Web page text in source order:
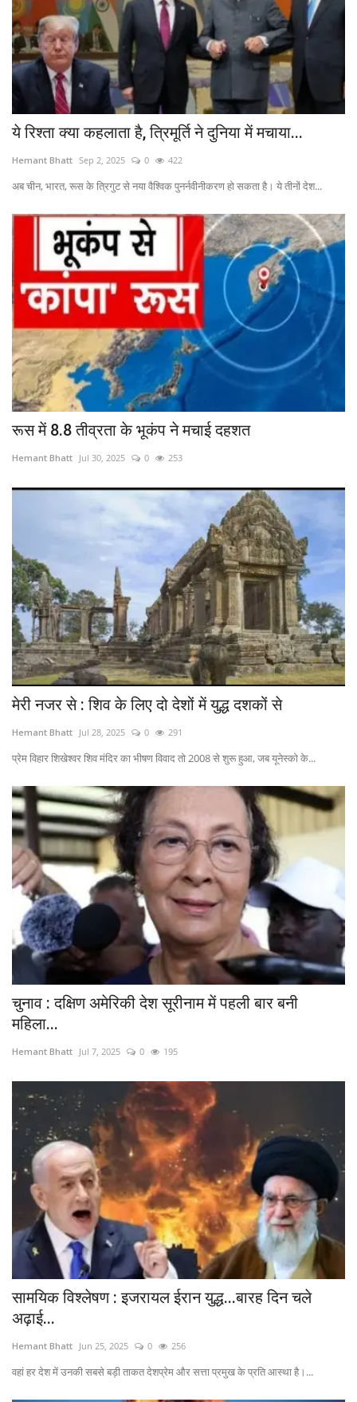
यात्री सरोकार
कर्मचारी सरोकार
कारोबार सरोकार
साहित्य सरोकार
सामाजिक सरोकार
ये रिश्ता क्या कहलाता है, त्रिमूर्ति ने दुनिया में मचाया...
Hemant Bhatt Sep 2, 2025 0 422
अब चीन, भारत, रूस के त्रिगुट से नया वैश्विक पुनर्नवीनीकरण हो सकता है। ये तीनों देश...
रूस में 8.8 तीव्रता के भूकंप ने मचाई दहशत
Hemant Bhatt Jul 30, 2025 0 253
मेरी नजर से : शिव के लिए दो देशों में युद्ध दशकों से
Hemant Bhatt Jul 28, 2025 0 291
प्रेम विहार शिखेश्वर शिव मंदिर का भीषण विवाद तो 2008 से शुरू हुआ, जब यूनेस्को के...
चुनाव : दक्षिण अमेरिकी देश सूरीनाम में पहली बार बनी
महिला...
Hemant Bhatt Jul 7, 2025 0 195
सामयिक विश्लेषण : इजरायल ईरान युद्ध...बारह दिन चले
अढ़ाई...
Hemant Bhatt Jun 25, 2025 0 256
वहां हर देश में उनकी सबसे बड़ी ताकत देशप्रेम और सत्ता प्रमुख के प्रति आस्था है।...